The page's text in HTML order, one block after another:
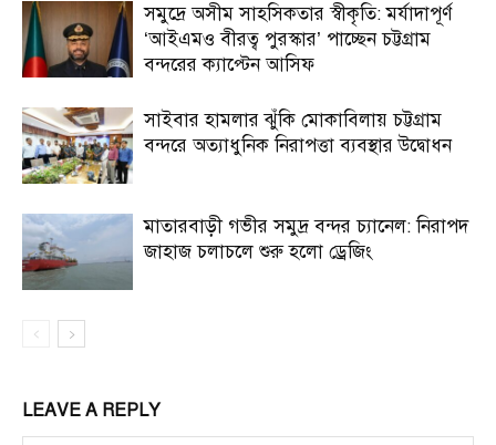
সমুদ্রে অসীম সাহসিকতার স্বীকৃতি: মর্যাদাপূর্ণ
‘আইএমও বীরত্ব পুরস্কার’ পাচ্ছেন চট্টগ্রাম
বন্দরের ক্যাপ্টেন আসিফ
সাইবার হামলার ঝুঁকি মোকাবিলায় চট্টগ্রাম
বন্দরে অত্যাধুনিক নিরাপত্তা ব্যবস্থার উদ্বোধন
মাতারবাড়ী গভীর সমুদ্র বন্দর চ্যানেল: নিরাপদ
জাহাজ চলাচলে শুরু হলো ড্রেজিং
LEAVE A REPLY